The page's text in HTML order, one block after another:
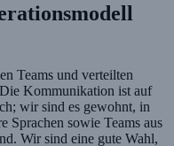
Teams und verteilten
Kommunikation ist auf
wir sind es gewohnt, in
Sprachen sowie Teams aus
Wir sind eine gute Wahl,